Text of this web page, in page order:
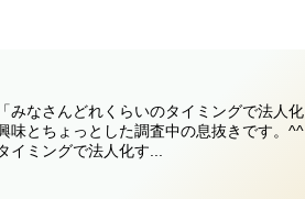
みなさんどれくらいのタイミングで法人化
とちょっとした調査中の息抜きです。^^
ミングで法人化す...